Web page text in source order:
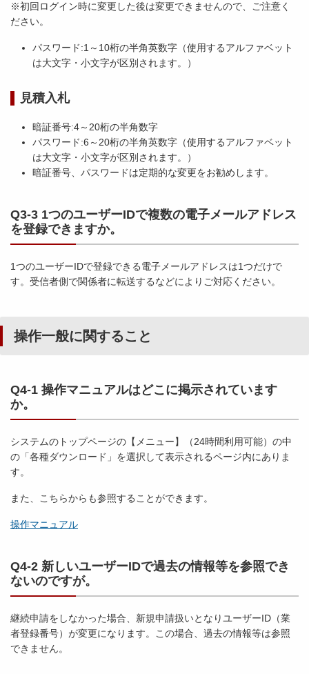
※初回ログイン時に変更した後は変更できませんので、ご注意く
ださい。
パスワード:1～10桁の半角英数字（使用するアルファベット
は大文字・小文字が区別されます。）
見積入札
暗証番号:4～20桁の半角数字
パスワード:6～20桁の半角英数字（使用するアルファベット
は大文字・小文字が区別されます。）
暗証番号、パスワードは定期的な変更をお勧めします。
Q3-3 1つのユーザーIDで複数の電子メールアドレス
を登録できますか。
1つのユーザーIDで登録できる電子メールアドレスは1つだけで
す。受信者側で関係者に転送するなどによりご対応ください。
操作一般に関すること
Q4-1 操作マニュアルはどこに掲示されています
か。
システムのトップページの【メニュー】（24時間利用可能）の中
の「各種ダウンロード」を選択して表示されるページ内にありま
す。
また、こちらからも参照することができます。
操作マニュアル
Q4-2 新しいユーザーIDで過去の情報等を参照でき
ないのですが。
継続申請をしなかった場合、新規申請扱いとなりユーザーID（業
者登録番号）が変更になります。この場合、過去の情報等は参照
できません。